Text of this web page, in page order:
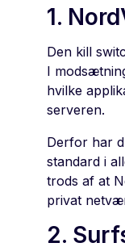
1.
Den kill
I
hvilke
serveren.
Derfor har
standard i
trods af at
privat
2.